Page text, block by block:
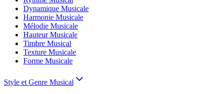
Dynamique Musicale
Harmonie Musicale
Mélodie Musicale
Hauteur Musicale
Timbre Musical
Texture Musicale
Forme Musicale
Style et Genre Musical